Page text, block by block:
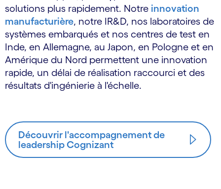
solutions plus rapidement. Notre innovation
manufacturière, notre IR&D, nos laboratoires de
systèmes embarqués et nos centres de test en
Inde, en Allemagne, au Japon, en Pologne et en
Amérique du Nord permettent une innovation
rapide, un délai de réalisation raccourci et des
résultats d'ingénierie à l'échelle.
Découvrir l'accompagnement de
leadership Cognizant